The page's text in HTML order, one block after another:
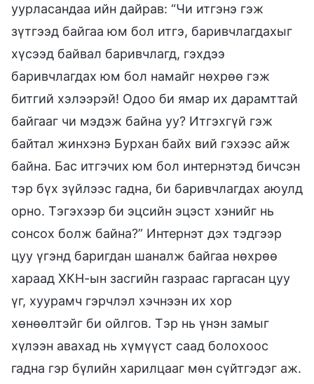
уурласандаа ийн дайрав: “Чи итгэнэ гэж
зүтгээд байгаа юм бол итгэ, баривчлагдахыг
хүсээд байвал баривчлагд, гэхдээ
баривчлагдах юм бол намайг нөхрөө гэж
битгий хэлээрэй! Одоо би ямар их дарамттай
байгааг чи мэдэж байна уу? Итгэхгүй гэж
байтал жинхэнэ Бурхан байх вий гэхээс айж
байна. Бас итгэчих юм бол интернэтэд бичсэн
тэр бүх зүйлээс гадна, би баривчлагдах аюулд
орно. Тэгэхээр би эцсийн эцэст хэнийг нь
сонсох болж байна?” Интернэт дэх тэдгээр
цуу үгэнд баригдан шаналж байгаа нөхрөө
хараад ХКН-ын засгийн газраас гаргасан цуу
үг, хуурамч гэрчлэл хэчнээн их хор
хөнөөлтэйг би ойлгов. Тэр нь үнэн замыг
хүлээн авахад нь хүмүүст саад болохоос
гадна гэр бүлийн харилцааг мөн сүйтгэдэг аж.